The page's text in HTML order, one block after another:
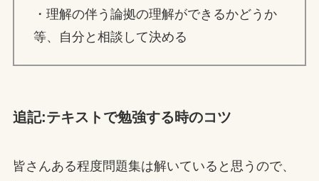
・理解の伴う論拠の理解ができるかどうか
等、自分と相談して決める
追記:テキストで勉強する時のコツ
皆さんある程度問題集は解いていると思うので、